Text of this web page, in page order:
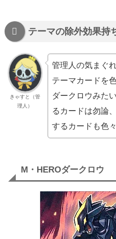
テーマの除外効果持
きゃすと（管
理人）
管理人の気まぐ
テーマカードを
ダークロウみた
るカードは勿論
するカードも色
M・HEROダークロウ